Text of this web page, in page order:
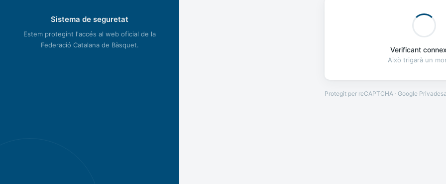
Sistema de seguretat
Estem protegint l'accés al web oficial de la
Federació Catalana de Bàsquet.
Verificant
Això trigarà un
Protegit per reCAPTCHA · Google Privadesa